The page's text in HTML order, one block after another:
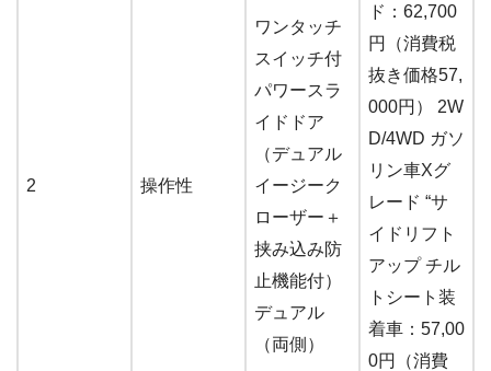
2 操作性
ワンタッチ
スイッチ付
パワースラ
イドドア
（デュアル
イージーク
ローザー＋
挟み込み防
止機能付）
デュアル
（両側）
ド：62,700
円（消費税
抜き価格57,
000円） 2W
D/4WD ガソ
リン車Xグ
レード “サ
イドリフト
アップ チル
トシート装
着車：57,00
0円（消費